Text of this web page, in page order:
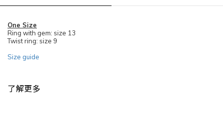
One Size
Ring with gem: size 13
Twist ring: size 9
Size guide
了解更多